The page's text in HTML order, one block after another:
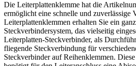
Die Leiterplattenklemme hat die
ermöglicht eine schnelle und zuverlässige
Leiterplattenklemmen erhalten Sie ein
Steckverbindersystem, das vielseitig
Leiterplatten-Steckverbinder, als
fliegende Steckverbindung für
Steckverbinder auf Reihenklemmen.